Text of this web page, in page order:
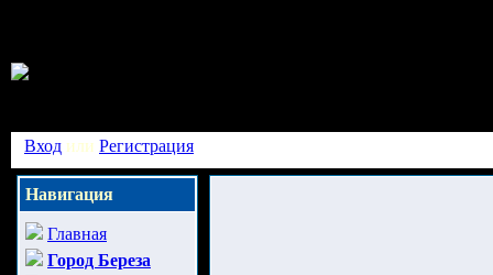
Вход или Регистрация
Навигация
Главная
Город Береза